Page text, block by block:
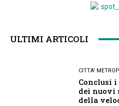
ULTIMI ARTICOLI
CITTA'
Conclusi
dei nuovi
della